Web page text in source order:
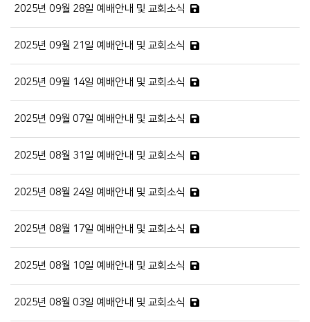
2025년 09월 28일 예배안내 및 교회소식
2025년 09월 21일 예배안내 및 교회소식
2025년 09월 14일 예배안내 및 교회소식
2025년 09월 07일 예배안내 및 교회소식
2025년 08월 31일 예배안내 및 교회소식
2025년 08월 24일 예배안내 및 교회소식
2025년 08월 17일 예배안내 및 교회소식
2025년 08월 10일 예배안내 및 교회소식
2025년 08월 03일 예배안내 및 교회소식